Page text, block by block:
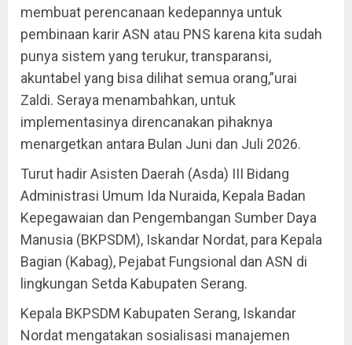
membuat perencanaan kedepannya untuk
pembinaan karir ASN atau PNS karena kita sudah
punya sistem yang terukur, transparansi,
akuntabel yang bisa dilihat semua orang,”urai
Zaldi. Seraya menambahkan, untuk
implementasinya direncanakan pihaknya
menargetkan antara Bulan Juni dan Juli 2026.
Turut hadir Asisten Daerah (Asda) III Bidang
Administrasi Umum Ida Nuraida, Kepala Badan
Kepegawaian dan Pengembangan Sumber Daya
Manusia (BKPSDM), Iskandar Nordat, para Kepala
Bagian (Kabag), Pejabat Fungsional dan ASN di
lingkungan Setda Kabupaten Serang.
Kepala BKPSDM Kabupaten Serang, Iskandar
Nordat mengatakan sosialisasi manajemen